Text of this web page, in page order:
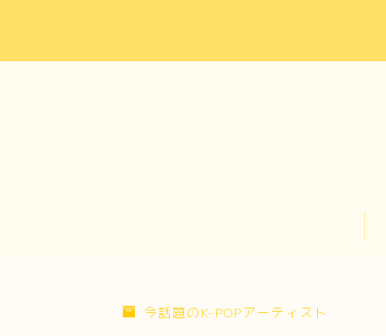
メディアコンテンツポリシー
今話題のK-POPアーティスト